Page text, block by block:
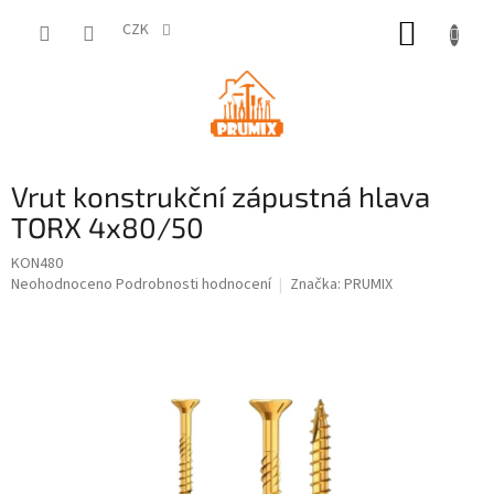
CZK
Vrut konstrukční zápustná hlava
TORX 4x80/50
KON480
Průměrné
Neohodnoceno Podrobnosti hodnocení Značka: PRUMIX